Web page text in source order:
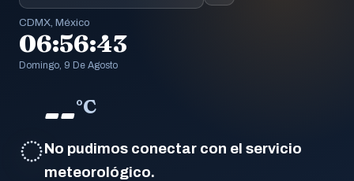
CDMX, México
06:56:44
Domingo, 9 De Agosto
◌
--°C
No pudimos conectar con el servicio
meteorológico.